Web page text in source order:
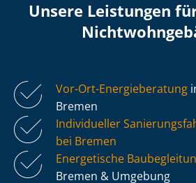
Unsere Leistungen
Vor-Ort-Energieberatung
Bremen
Individueller
bei Bremen
Energetische
Bremen & Umgebung